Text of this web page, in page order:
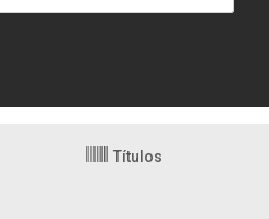
Títulos